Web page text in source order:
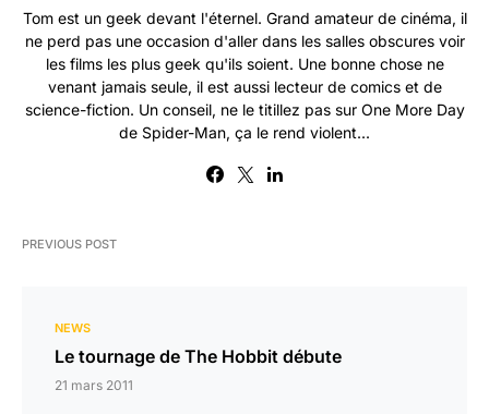
Tom est un geek devant l'éternel. Grand amateur de cinéma, il
ne perd pas une occasion d'aller dans les salles obscures voir
les films les plus geek qu'ils soient. Une bonne chose ne
venant jamais seule, il est aussi lecteur de comics et de
science-fiction. Un conseil, ne le titillez pas sur One More Day
de Spider-Man, ça le rend violent...
PREVIOUS POST
NEWS
Le tournage de The Hobbit débute
21 mars 2011